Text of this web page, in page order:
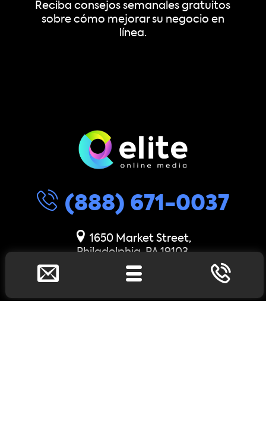
Reciba consejos semanales gratuitos
sobre cómo mejorar su negocio en
línea.
(888) 671-0037
1650 Market Street,
Philadelphia, PA 19103
1111 Lincoln Road,
Miami Beach, Florida 33139